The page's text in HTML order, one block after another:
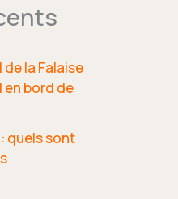
de la Falaise
en bord de
quels sont